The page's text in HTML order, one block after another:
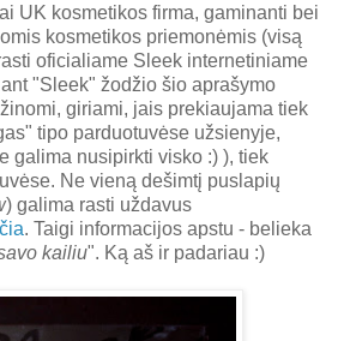
UK kosmetikos firma, gaminanti bei
kosmetikos priemonėmis (visą
oficialiame Sleek internetiniame
"Sleek" žodžio šio aprašymo
giriami, jais prekiaujama tiek
tipo parduotuvėse užsienyje,
galima nusipirkti visko :) ), tiek
Ne vieną dešimtį puslapių
) galima rasti uždavus
. Taigi informacijos apstu - belieka
kailiu". Ką aš ir padariau :)